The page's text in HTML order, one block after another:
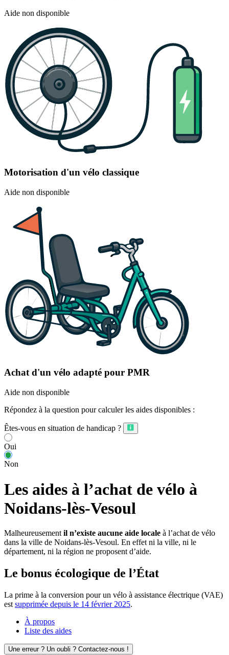
Aide non disponible
Motorisation d'un vélo classique
Aide non disponible
Achat d'un vélo adapté pour PMR
Aide non disponible
Répondez à la question pour calculer les aides disponibles :
Êtes-vous en situation de handicap ?
Oui
Non
Les aides à l’achat de vélo à
Noidans-lès-Vesoul
Malheureusement il n’existe aucune aide locale à l’achat de vélo
dans la ville de Noidans-lès-Vesoul. En effet ni la ville, ni le
département, ni la région ne proposent d’aide.
Le bonus écologique de l’État
La prime à la conversion pour un vélo à assistance électrique (VAE)
est supprimée depuis le 14 février 2025.
À propos
Liste des aides
Une erreur ? Un oubli ? Contactez-nous !